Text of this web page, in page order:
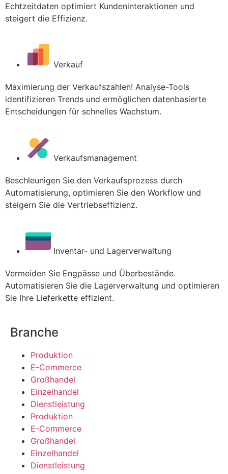
Echtzeitdaten optimiert Kundeninteraktionen und
steigert die Effizienz.
Verkauf
Maximierung der Verkaufszahlen! Analyse-Tools
identifizieren Trends und ermöglichen datenbasierte
Entscheidungen für schnelles Wachstum.
Verkaufsmanagement
Beschleunigen Sie den Verkaufsprozess durch
Automatisierung, optimieren Sie den Workflow und
steigern Sie die Vertriebseffizienz.
Inventar- und Lagerverwaltung
Vermeiden Sie Engpässe und Überbestände.
Automatisieren Sie die Lagerverwaltung und optimieren
Sie Ihre Lieferkette effizient.
Branche
Produktion
E-Commerce
Großhandel
Einzelhandel
Dienstleistung
Produktion
E-Commerce
Großhandel
Einzelhandel
Dienstleistung